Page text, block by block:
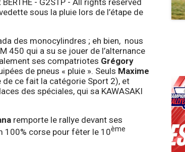
sous la pluie lors de l’étape de
des monocylindres ; eh bien, nous
450 qui a su se jouer de l’alternance
ses compatriotes Grégory
de pneus « pluie ». Seuls Maxime
de ce fait la catégorie Sport 2), et
des spéciales, qui sa KAWASAKI
remporte le rallye devant ses
100% corse pour fêter le 10ème